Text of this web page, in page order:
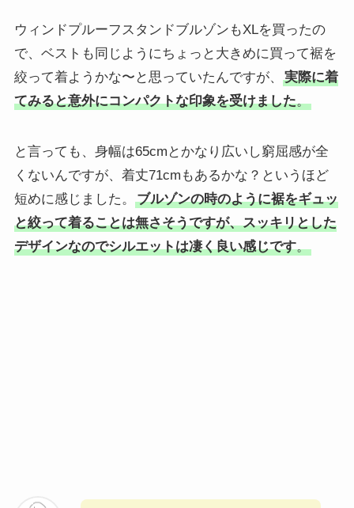
ウィンドプルーフスタンドブルゾンもXLを買ったの
で、ベストも同じようにちょっと大きめに買って裾を
絞って着ようかな〜と思っていたんですが、
実際に着
てみると意外にコンパクトな印象を受けました。
と言っても、身幅は65cmとかなり広いし窮屈感が全
くないんですが、着丈71cmもあるかな？というほど
短めに感じました。
ブルゾンの時のように裾をギュッ
と絞って着ることは無さそうですが、スッキリとした
デザインなのでシルエットは凄く良い感じです。